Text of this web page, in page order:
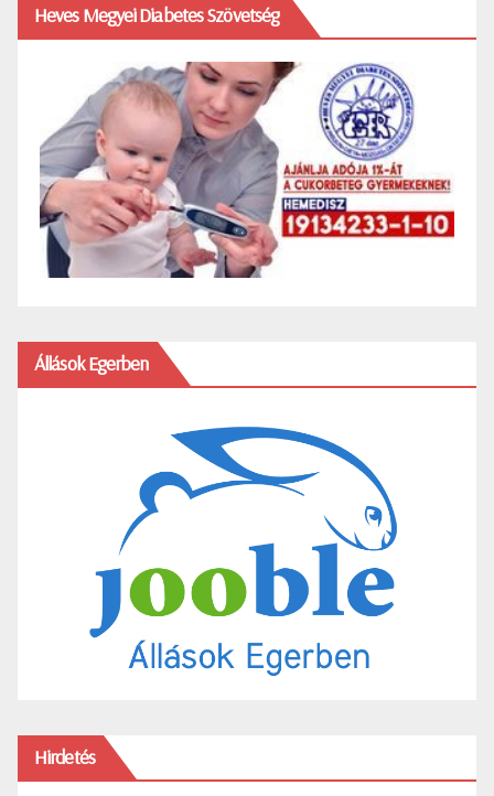
Heves Megyei Diabetes Szövetség
Állások Egerben
Hirdetés